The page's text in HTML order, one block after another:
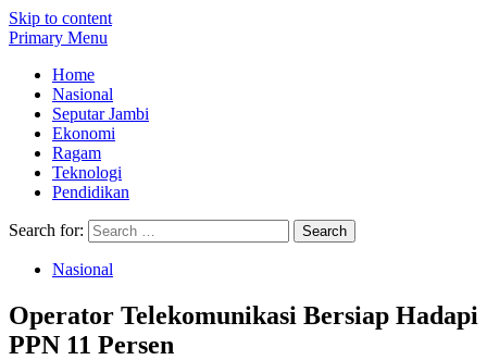
Skip to content
Primary Menu
Home
Nasional
Seputar Jambi
Ekonomi
Ragam
Teknologi
Pendidikan
Search for:
Nasional
Operator Telekomunikasi Bersiap Hadapi
PPN 11 Persen